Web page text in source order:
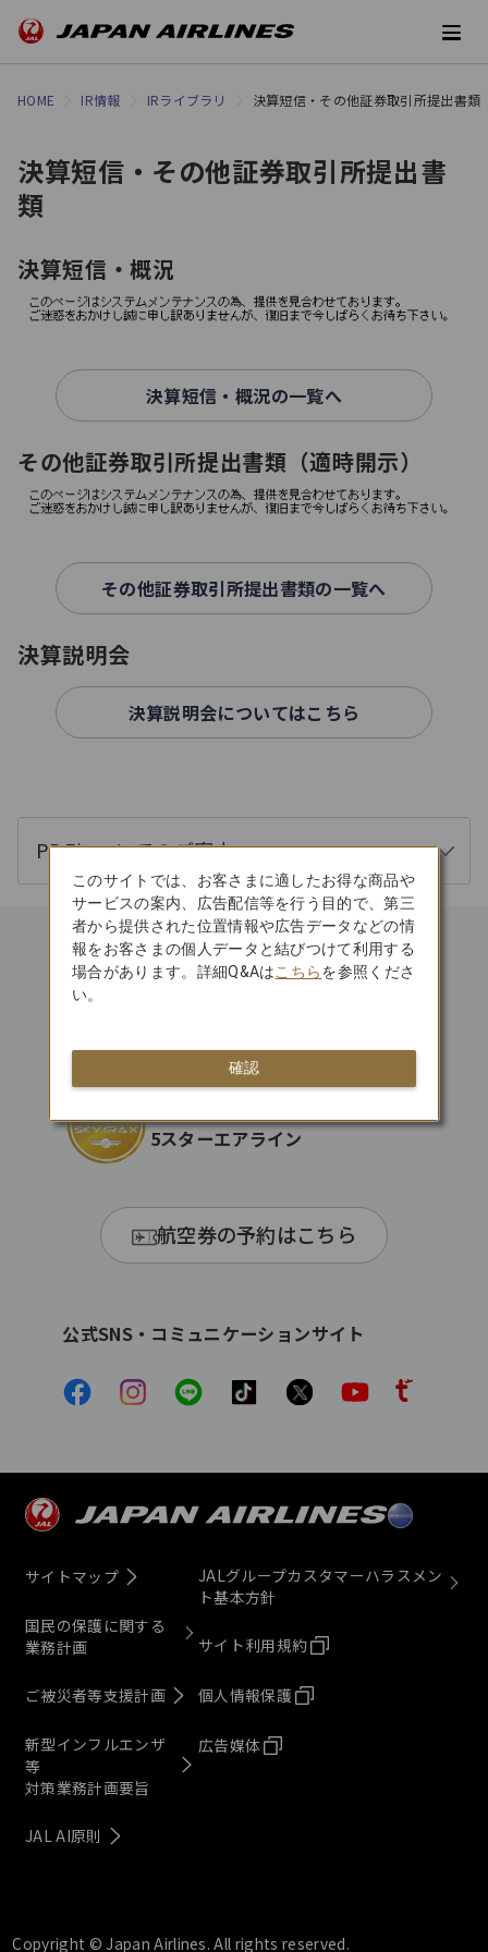
HOME IR情報 IRライブラリ 決算短信・その他証券取引所提出書類
決算短信・その他証券取引所提出書
類
決算短信・概況
決算短信・概況の一覧へ
その他証券取引所提出書類（適時開示）
その他証券取引所提出書類の一覧へ
決算説明会
決算説明会についてはこちら
PDFについてのご案内
開
く
5スターエアライン
航空券の予約はこちら
公式SNS・コミュニケーションサイト
サイトマップ
国民の保護に関する
業務計画
ご被災者等支援計画
新型インフルエンザ
等
対策業務計画要旨
JAL AI原則
JALグループカスタマーハラスメン
ト基本方針
サイト利用規約
個人情報保護
広告媒体
Copyright © Japan Airlines. All rights reserved.
このサイトでは、お客さまに適したお得な商品や
サービスの案内、広告配信等を行う目的で、第三
者から提供された位置情報や広告データなどの情
報をお客さまの個人データと結びつけて利用する
場合があります。詳細Q&Aはこちらを参照くださ
い。
確認